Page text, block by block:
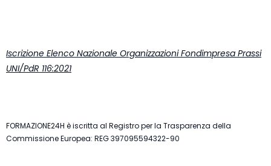
Iscrizione Elenco Nazionale Organizzazioni Fondimpresa Prassi
UNI/PdR 116:2021
FORMAZIONE24H è iscritta al Registro per la Trasparenza della
Commissione Europea: REG 397095594322-90